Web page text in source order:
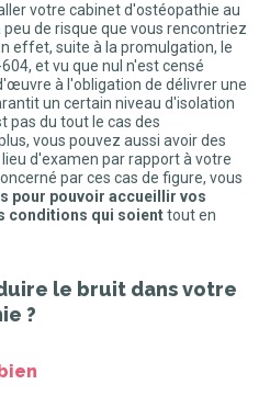
votre cabinet d'ostéopathie au
de risque que vous rencontriez
effet, suite à la promulgation, le
et vu que nul n'est censé
à l'obligation de délivrer une
un certain niveau d'isolation
pas du tout le cas des
vous pouvez aussi avoir des
d'examen par rapport à votre
par ces cas de figure, vous
pour pouvoir accueillir vos
conditions qui soienttout en
le bruit dans votre
?